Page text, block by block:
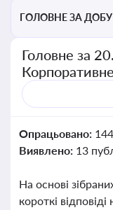
ГОЛОВНЕ ЗА ДОБУ
Головне за
Опрацьовано:
Виявлено: 13
На основі
короткі